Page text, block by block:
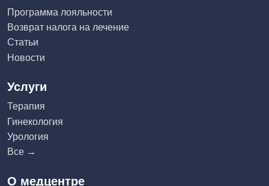
Программа лояльности
Возврат налога на лечение
Статьи
Новости
Услуги
Терапия
Гинекология
Урология
Все →
О медцентре